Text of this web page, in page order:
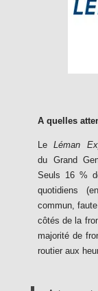
A quelles
LeLéman
du Grand
Seuls 16 %
quotidiens
commun,
côtés de la
majorité de
routier aux